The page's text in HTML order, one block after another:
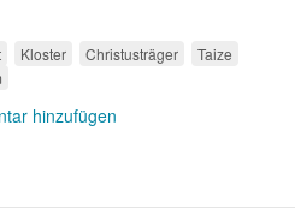
Kloster Christusträger
Taize
hinzufügen